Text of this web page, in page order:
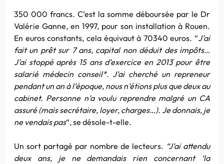
350 000 francs. C’est la somme déboursée par le Dr
Valérie Ganne, en 1997, pour son installation à Rouen.
En euros constants, cela équivaut à 70340 euros. “J’ai
fait un prêt sur 7 ans, capital non déduit des impôts…
J’ai stoppé après 15 ans d’exercice en 2013 pour être
salarié médecin conseil*. J’ai cherché un repreneur
pendant un an à l’époque, nous n’étions plus que deux au
cabinet. Personne n’a voulu reprendre malgré un CA
assuré (mais secrétaire, loyer, charges…). Je donnais, je
ne vendais pas“, se désole-t-elle.
Un sort partagé par nombre de lecteurs. “J’ai attendu
deux ans, je ne demandais rien concernant ‘la